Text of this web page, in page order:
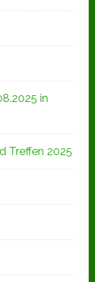
in
Treffen 2025